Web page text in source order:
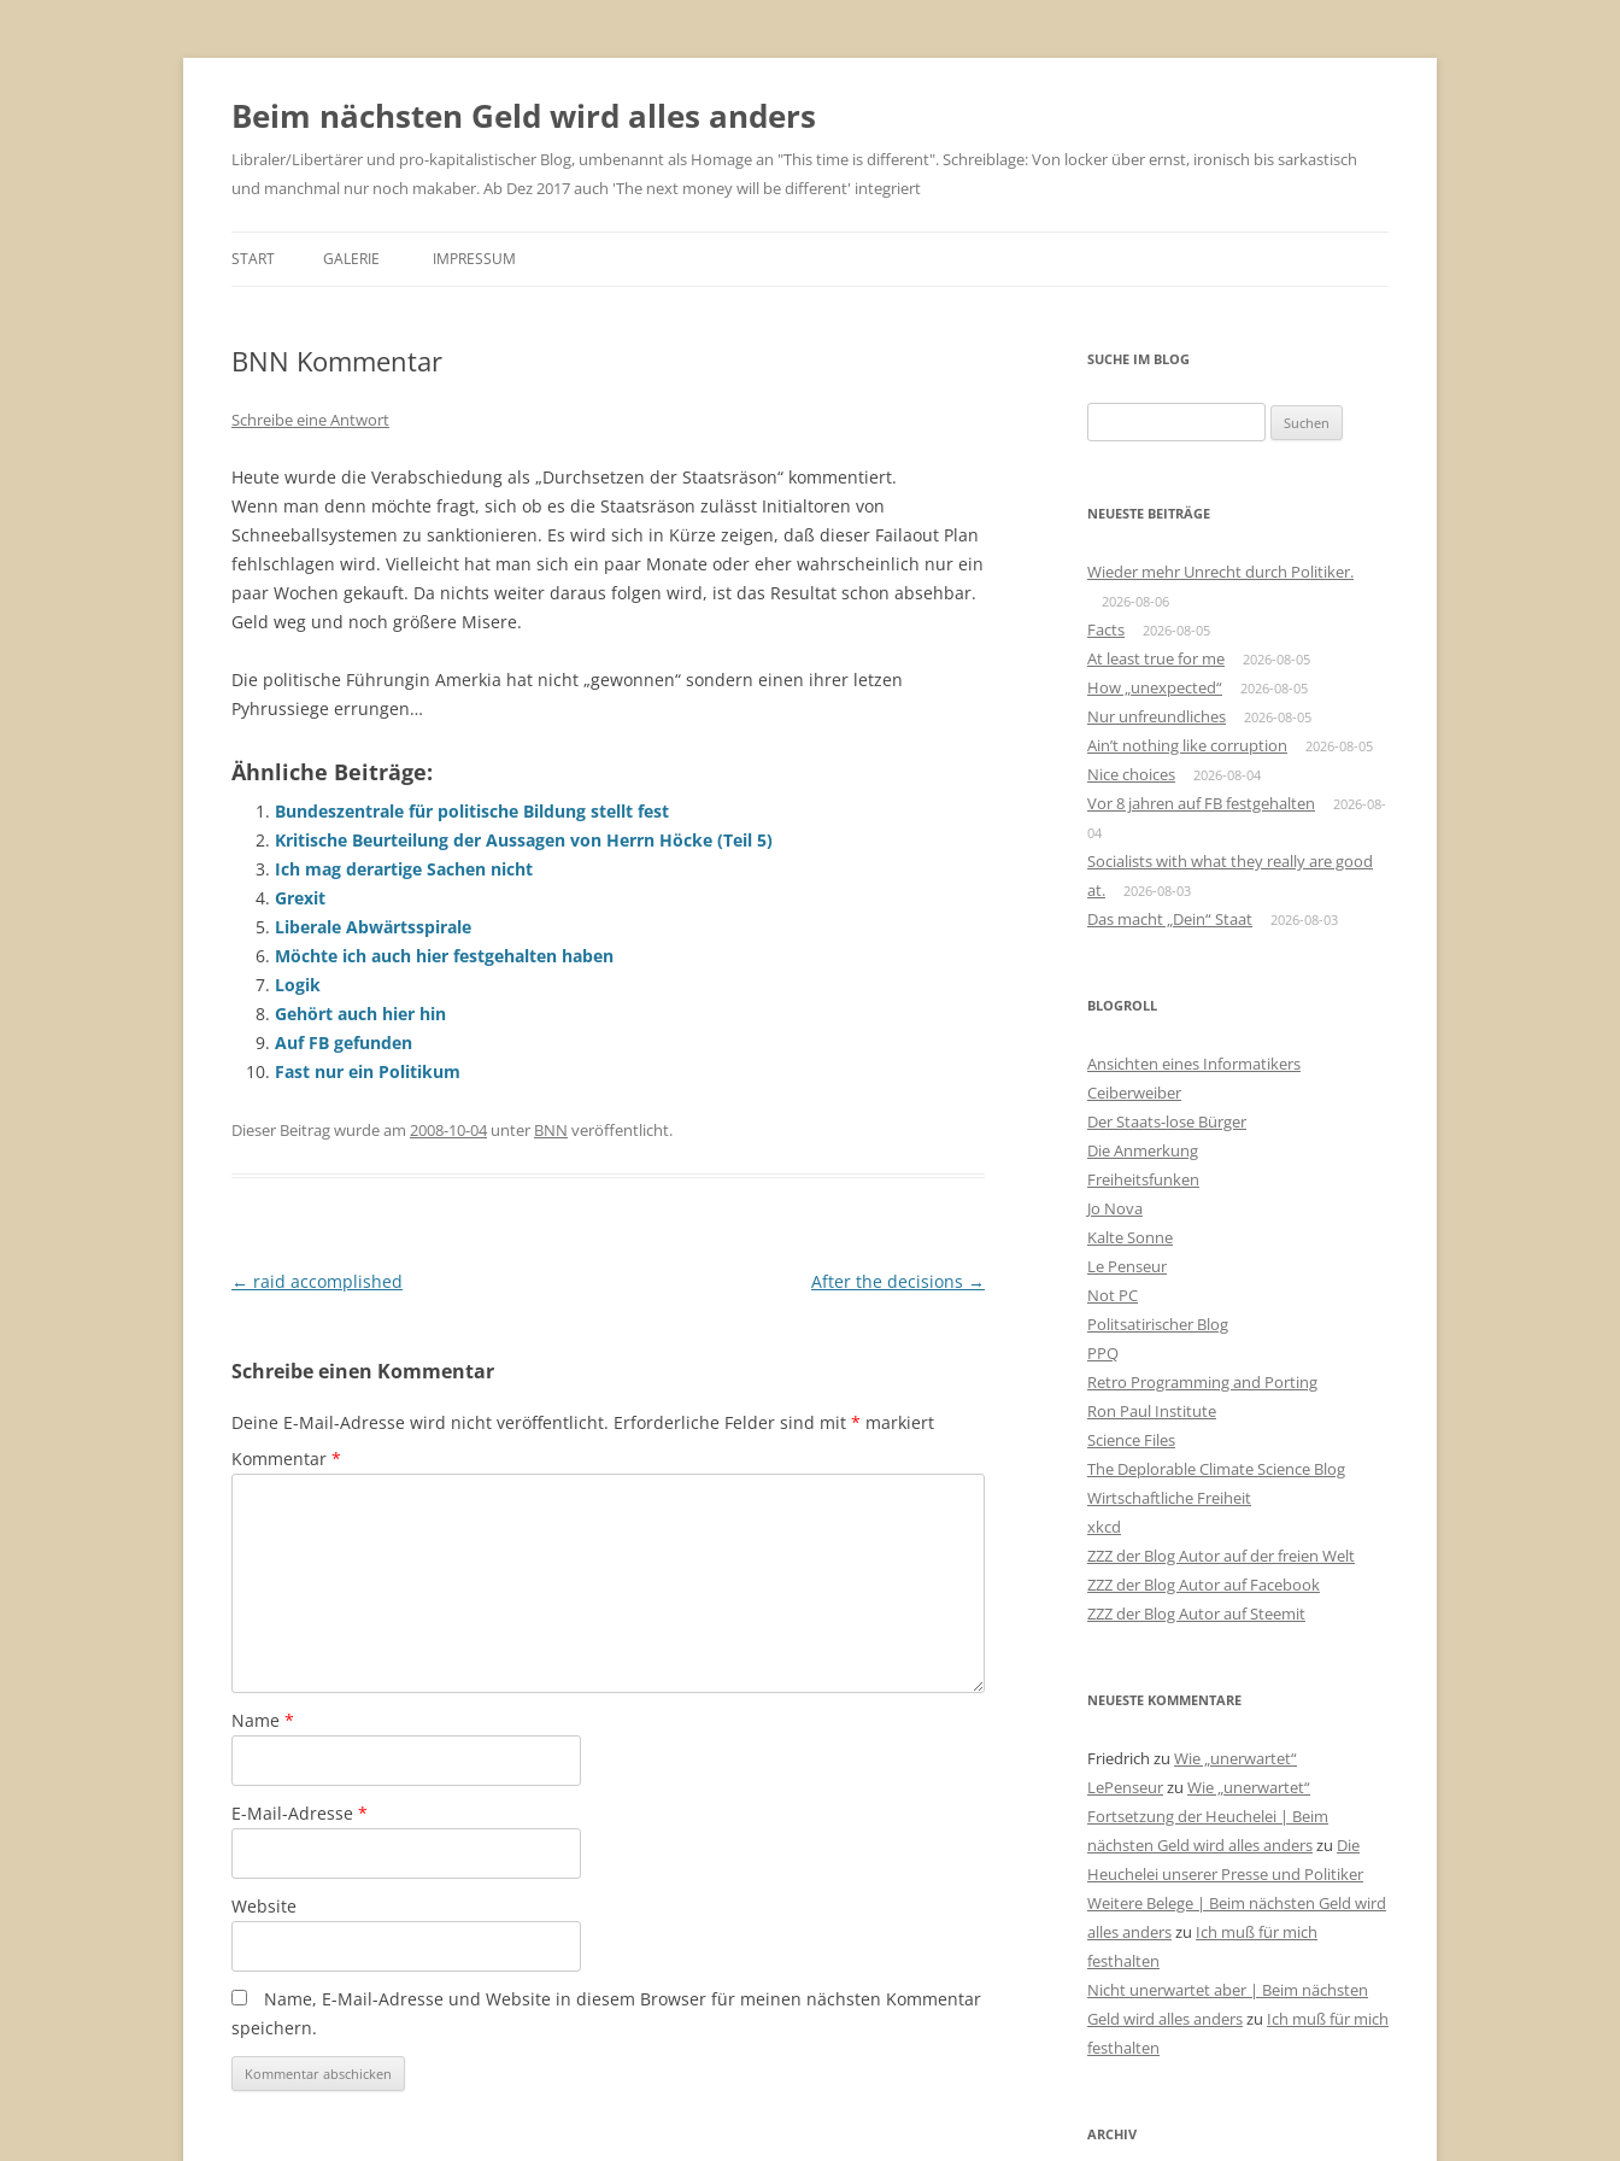
Zum
springen
Beim nächsten Geld wird alles anders
Libraler/Libertärer und pro-kapitalistischer Blog, umbenannt als Homage an "This time is different". Schreiblage: Von locker über ernst, ironisch bis sarkastisch
und manchmal nur noch makaber. Ab Dez 2017 auch 'The next money will be different' integriert
START GALERIE IMPRESSUM
BNN Kommentar
Schreibe eine Antwort
Heute wurde die Verabschiedung als „Durchsetzen der Staatsräson“ kommentiert.
Wenn man denn möchte fragt, sich ob es die Staatsräson zulässt Initialtoren von
Schneeballsystemen zu sanktionieren. Es wird sich in Kürze zeigen, daß dieser Failaout Plan
fehlschlagen wird. Vielleicht hat man sich ein paar Monate oder eher wahrscheinlich nur ein
paar Wochen gekauft. Da nichts weiter daraus folgen wird, ist das Resultat schon absehbar.
Geld weg und noch größere Misere.
Die politische Führungin Amerkia hat nicht „gewonnen“ sondern einen ihrer letzen
Pyhrussiege errungen…
Ähnliche Beiträge:
Bundeszentrale für politische Bildung stellt fest
Kritische Beurteilung der Aussagen von Herrn Höcke (Teil 5)
Ich mag derartige Sachen nicht
Grexit
Liberale Abwärtsspirale
Möchte ich auch hier festgehalten haben
Logik
Gehört auch hier hin
Auf FB gefunden
Fast nur ein Politikum
Dieser Beitrag wurde am 2008-10-04unter BNN veröffentlicht.
Beitragsnavigation
← raid accomplished After the decisions →
Schreibe einen Kommentar
Deine E-Mail-Adresse wird nicht veröffentlicht. Erforderliche Felder sind mit * markiert
Kommentar *
Name *
E-Mail-Adresse *
Website
Name, E-Mail-Adresse und Website in diesem Browser für meinen nächsten Kommentar
speichern.
SUCHE IM BLOG
nach:
NEUESTE BEITRÄGE
Wieder mehr Unrecht durch Politiker.
2026-08-06
Facts 2026-08-05
At least true for me 2026-08-05
How „unexpected“ 2026-08-05
Nur unfreundliches 2026-08-05
Ain’t nothing like corruption 2026-08-05
Nice choices 2026-08-04
Vor 8 jahren auf FB festgehalten
2026-08-
04
Socialists with what they really are good
at.
2026-08-03
Das macht „Dein“ Staat 2026-08-03
BLOGROLL
Ansichten eines Informatikers
Ceiberweiber
Der Staats-lose Bürger
Die Anmerkung
Freiheitsfunken
Jo Nova
Kalte Sonne
Le Penseur
Not PC
Politsatirischer Blog
PPQ
Retro Programming and Porting
Ron Paul Institute
Science Files
The Deplorable Climate Science Blog
Wirtschaftliche Freiheit
xkcd
ZZZ der Blog Autor auf der freien Welt
ZZZ der Blog Autor auf Facebook
ZZZ der Blog Autor auf Steemit
NEUESTE KOMMENTARE
Friedrich zu Wie „unerwartet“
LePenseurzu Wie „unerwartet“
Fortsetzung der Heuchelei | Beim
nächsten Geld wird alles anderszu Die
Heuchelei unserer Presse und Politiker
Weitere Belege | Beim nächsten Geld wird
alles anderszu Ich muß für mich
festhalten
Nicht unerwartet aber | Beim nächsten
Geld wird alles anderszu Ich muß für mich
festhalten
ARCHIV